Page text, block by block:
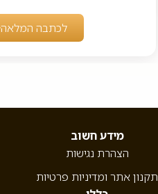
לכתבה המלאה
מידע חשוב
הצהרת נגישות
תקנון אתר ומדיניות פרטיות